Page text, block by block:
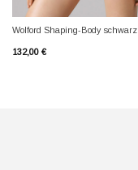
Wolford Shaping-Body schwarz
132,00 €